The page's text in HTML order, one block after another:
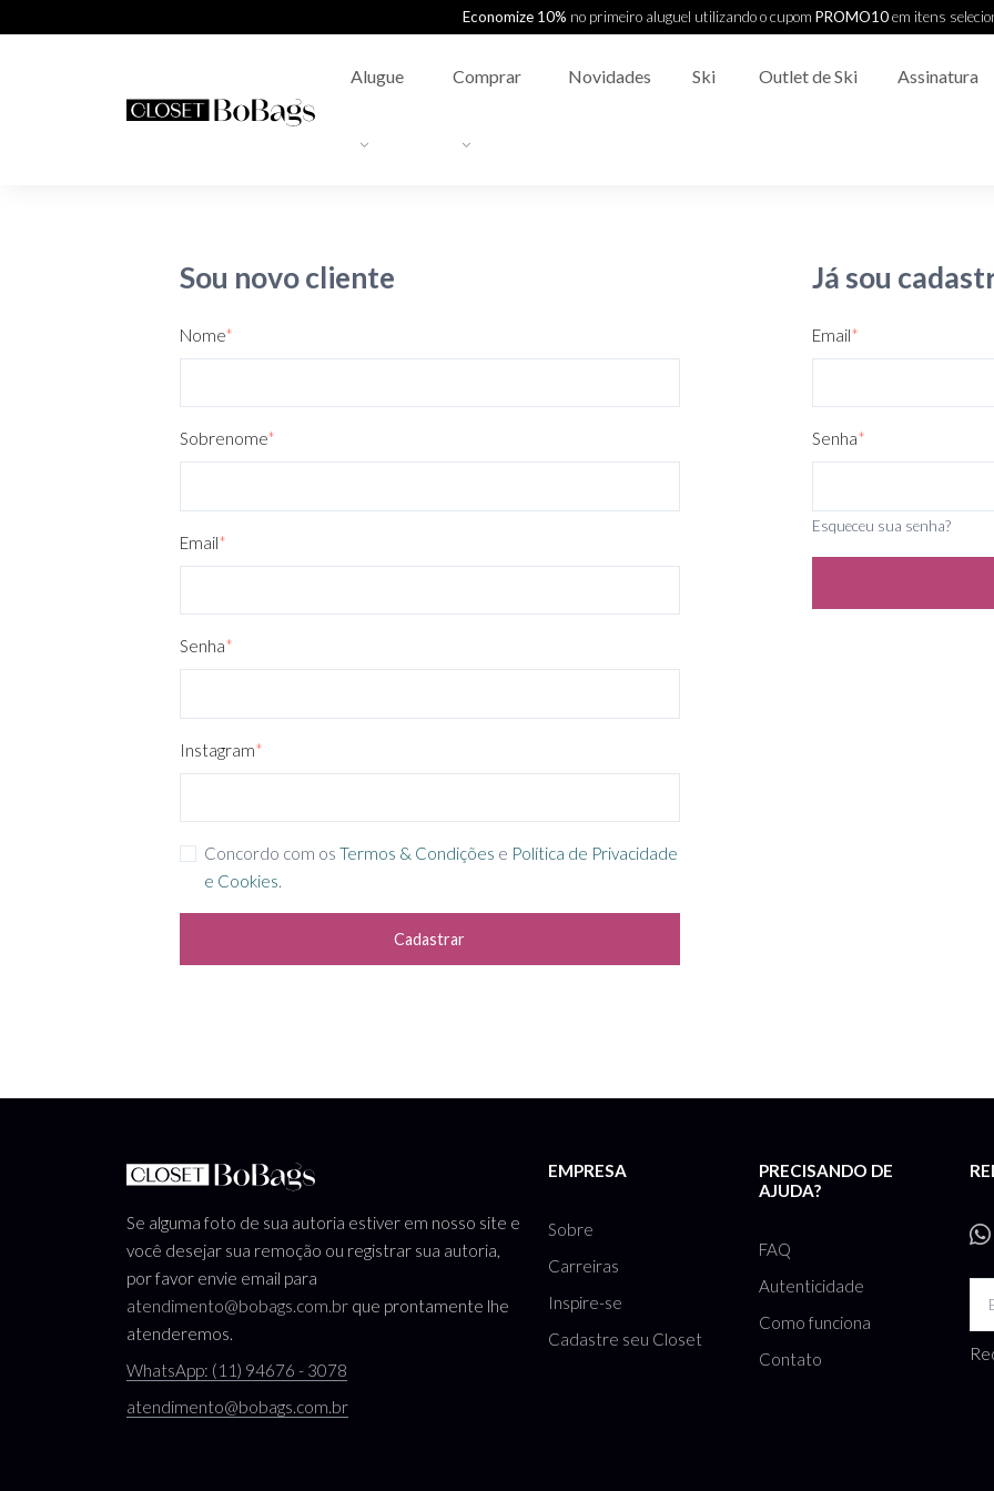
Economize 10% no primeiro aluguel utilizando o cupom PROMO10em itens
Alugue Comprar Novidades Ski Outlet de Ski Assinatura
Sou novo cliente
Nome*
Sobrenome*
Email*
Senha*
Instagram*
Concordo com osTermos & Condições e Política de Privacidade
e Cookies.
Cadastrar
Já sou
Email*
Senha*
Esqueceu sua senha?
Se alguma foto de sua autoria estiver em nosso site e
você desejar sua remoção ou registrar sua autoria,
por favor envie email para
atendimento@bobags.com.br que prontamente lhe
atenderemos.
WhatsApp: (11) 94676 - 3078
atendimento@bobags.com.br
EMPRESA
Sobre
Carreiras
Inspire-se
Cadastre seu Closet
PRECISANDO DE
AJUDA?
FAQ
Autenticidade
Como funciona
Contato